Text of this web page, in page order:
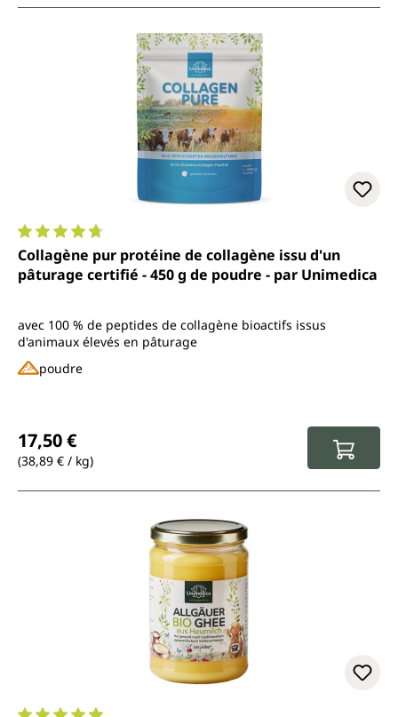
Note moyenne de 4.7 sur 5 étoiles
Collagène pur protéine de collagène issu d'un
pâturage certifié - 450 g de poudre - par Unimedica
avec 100 % de peptides de collagène bioactifs issus
d'animaux élevés en pâturage
poudre
17,50 €
(38,89 € / kg)